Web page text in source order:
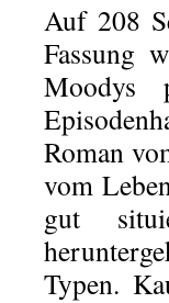
Auf 208
Fassung
Moodys
Roman
vom
gut
Typen.